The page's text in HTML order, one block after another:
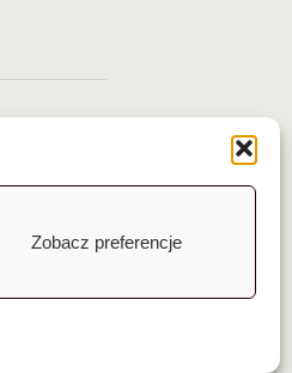
Zobacz preferencje